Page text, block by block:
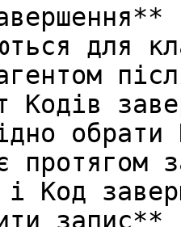
для
Кодів
протягом
і Код
запис**